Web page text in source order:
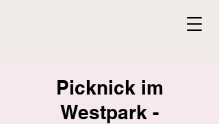
Picknick im
Westpark -